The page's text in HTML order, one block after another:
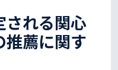
される関心
推薦に関す